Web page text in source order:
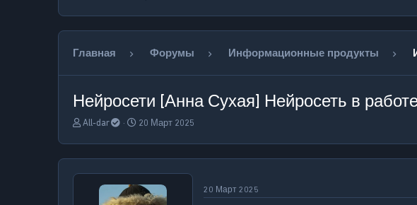
Главная Форумы Информационные продукты
Нейросети [Анна Сухая] Нейросеть в
А
т
о
р
All-dar
Д
т
а
н
а
ч
20 Март 2025
20 Март 2025